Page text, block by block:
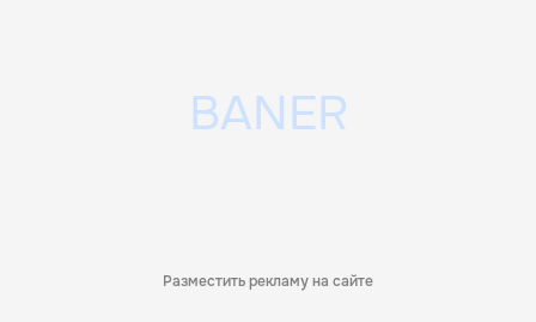
Разместить рекламу на сайте